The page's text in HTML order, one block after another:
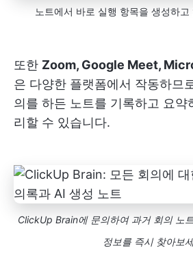
노트에서 바로 실행 항목을 생성하고
또한 Zoom, Google Meet,
은 다양한 플랫폼에서 작동하므
의를 하든 노트를 기록하고 요약
리할 수 있습니다.
ClickUp Brain에 문의하여 과거 회의 노
정보를 즉시 찾아보